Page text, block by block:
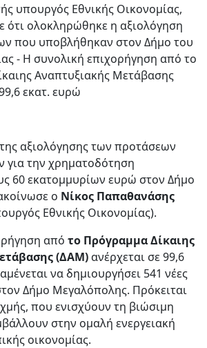
υπουργός Εθνικής Οικονομίας,
ότι ολοκληρώθηκε η αξιολόγηση
που υποβλήθηκαν στον Δήμο του
- Η συνολική επιχορήγηση από το
Αναπτυξιακής Μετάβασης
εκατ. ευρώ
αξιολόγησης των προτάσεων
την χρηματοδότηση
60 εκατομμυρίων ευρώ στον Δήμο
ο Νίκος Παπαθανάσης
Εθνικής Οικονομίας).
από το Πρόγραμμα Δίκαιης
(ΔΑΜ)ανέρχεται σε 99,6
να δημιουργήσει 541 νέες
Δήμο Μεγαλόπολης. Πρόκειται
που ενισχύουν τη βιώσιμη
στην ομαλή ενεργειακή
οικονομίας.